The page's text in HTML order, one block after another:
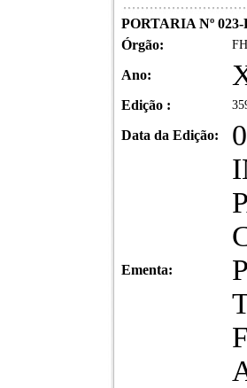
PORTARIA Nº 023-
Órgão:
Ano:
Edição :
Data da Edição:
Ementa: